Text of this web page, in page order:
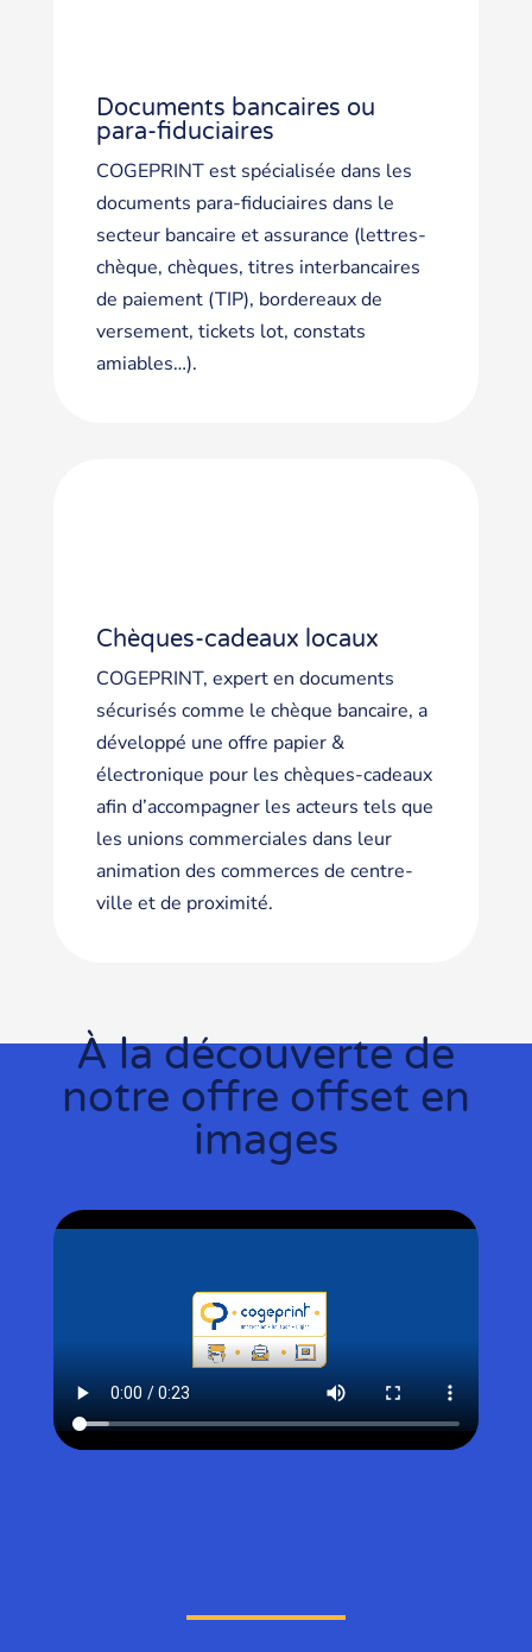
Documents bancaires ou
para-fiduciaires
COGEPRINT est spécialisée dans les
documents para-fiduciaires dans le
secteur bancaire et assurance (lettres-
chèque, chèques, titres interbancaires
de paiement (TIP), bordereaux de
versement, tickets lot, constats
amiables…).
Chèques-cadeaux locaux
COGEPRINT, expert en documents
sécurisés comme le chèque bancaire, a
développé une offre papier &
électronique pour les chèques-cadeaux
afin d’accompagner les acteurs tels que
les unions commerciales dans leur
animation des commerces de centre-
ville et de proximité.
À la découverte de
notre offre offset en
images